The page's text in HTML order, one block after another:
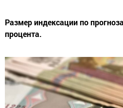
Размер индексации по
процента.